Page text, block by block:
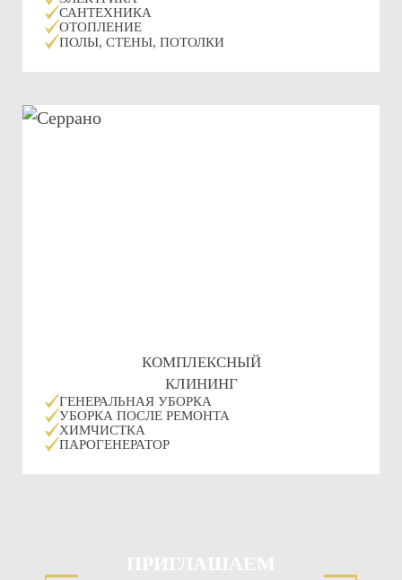
САНТЕХНИКА
ОТОПЛЕНИЕ
ПОЛЫ, СТЕНЫ, ПОТОЛКИ
КОМПЛЕКСНЫЙ
КЛИНИНГ
ГЕНЕРАЛЬНАЯ УБОРКА
УБОРКА ПОСЛЕ РЕМОНТА
ХИМЧИСТКА
ПАРОГЕНЕРАТОР